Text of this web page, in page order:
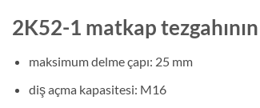
2K52-1 matkap
maksimum delme çapı: 25 mm
diş açma kapasitesi: M16